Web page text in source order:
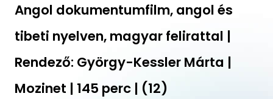
Angol dokumentumfilm, angol és
tibeti nyelven, magyar felirattal |
Rendező: György-Kessler Márta |
Mozinet | 145 perc | (12)